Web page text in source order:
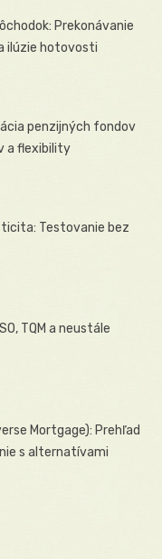
Prekonávanie
ilúzie hotovosti
penzijných fondov
a flexibility
Testovanie bez
TQM a neustále
Mortgage): Prehľad
s alternatívami